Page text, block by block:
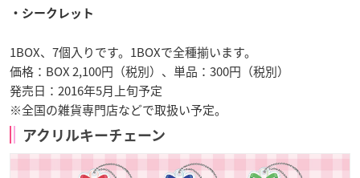
・シークレット
1BOX、7個入りです。1BOXで全種揃います。
価格：BOX 2,100円（税別）、単品：300円（税別）
発売日：2016年5月上旬予定
※全国の雑貨専門店などで取扱い予定。
アクリルキーチェーン